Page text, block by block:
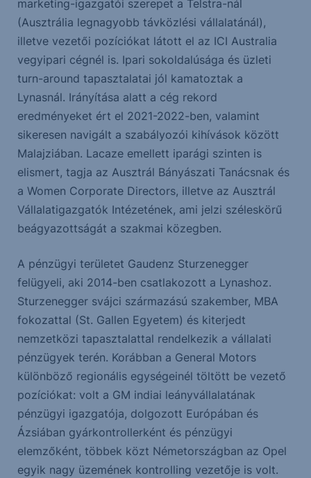
marketing-igazgatói szerepet a Telstra-nál
(Ausztrália legnagyobb távközlési vállalatánál),
illetve vezetői pozíciókat látott el az ICI Australia
vegyipari cégnél is. Ipari sokoldalúsága és üzleti
turn-around tapasztalatai jól kamatoztak a
Lynasnál. Irányítása alatt a cég rekord
eredményeket ért el 2021-2022-ben, valamint
sikeresen navigált a szabályozói kihívások között
Malajziában. Lacaze emellett iparági szinten is
elismert, tagja az Ausztrál Bányászati Tanácsnak és
a Women Corporate Directors, illetve az Ausztrál
Vállalatigazgatók Intézetének, ami jelzi széleskörű
beágyazottságát a szakmai közegben.
A pénzügyi területet Gaudenz Sturzenegger
felügyeli, aki 2014-ben csatlakozott a Lynashoz.
Sturzenegger svájci származású szakember, MBA
fokozattal (St. Gallen Egyetem) és kiterjedt
nemzetközi tapasztalattal rendelkezik a vállalati
pénzügyek terén. Korábban a General Motors
különböző regionális egységeinél töltött be vezető
pozíciókat: volt a GM indiai leányvállalatának
pénzügyi igazgatója, dolgozott Európában és
Ázsiában gyárkontrollerként és pénzügyi
elemzőként, többek közt Németországban az Opel
egyik nagy üzemének kontrolling vezetője is volt.